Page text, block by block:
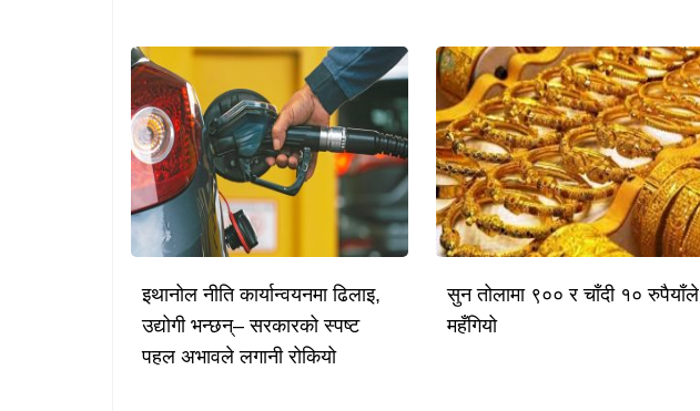
इथानोल नीति कार्यान्वयनमा ढिलाइ,
उद्योगी भन्छन्– सरकारको स्पष्ट
पहल अभावले लगानी रोकियो
सुन तोलामा ९०० र चाँदी १० रुपैयाँले
महँगियो